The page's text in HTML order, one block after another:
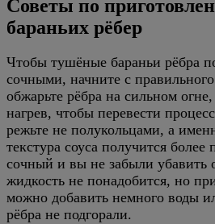
Советы по
бараньих рёбер
Чтобы тушёные бараньи рёбра
сочными, начните с
обжарьте рёбра на сильном
нагрев, чтобы перевести
режьте не полукольцами, а
текстура соуса получится
сочный и вы не забыли убавить
жидкость не понадобится, но
можно добавить немного воды
рёбра не подгорали.